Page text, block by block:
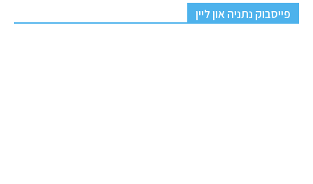
פייסבוק נתניה און ליין